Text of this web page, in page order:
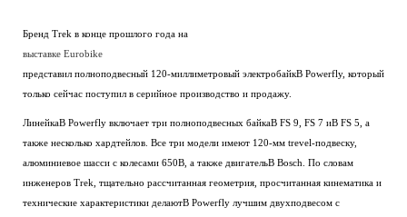
Бренд Trek в конце прошлого года на
выставке Eurobike
представил полноподвесный 120-миллиметровый электробайкВ Powerfly, который
только сейчас поступил в серийное производство и продажу.
ЛинейкаВ Powerfly включает три полноподвесных байкаВ FS 9, FS 7 иВ FS 5, а
также несколько хардтейлов. Все три модели имеют 120-мм trevel-подвеску,
алюминиевое шасси с колесами 650В, а также двигательВ Bosch. По словам
инженеров Trek, тщательно рассчитанная геометрия, просчитанная кинематика и
технические характеристики делаютВ Powerfly лучшим двухподвесом с